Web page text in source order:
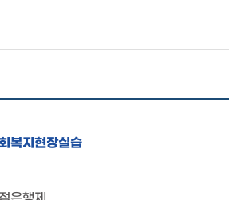
복지현장실습